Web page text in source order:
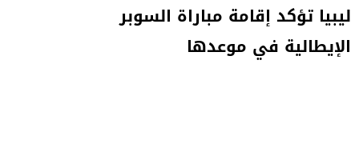
ليبيا تؤكد إقامة مباراة السوبر
الإيطالية في موعدها